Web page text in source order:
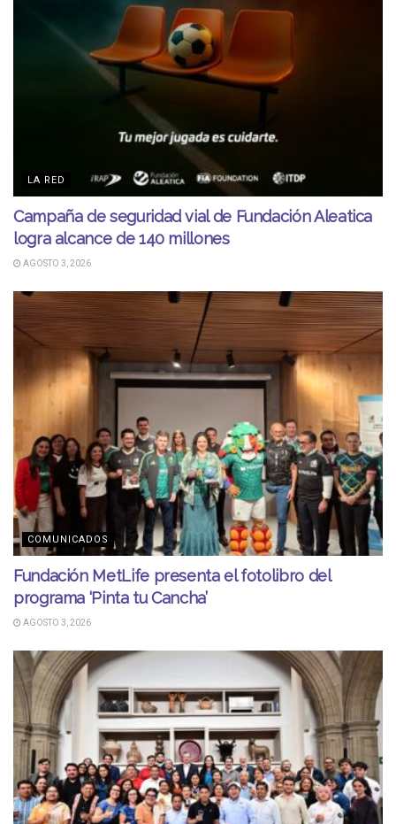
LA RED
Campaña de seguridad vial de Fundación Aleatica
logra alcance de 140 millones
AGOSTO 3, 2026
COMUNICADOS
Fundación MetLife presenta el fotolibro del
programa ‘Pinta tu Cancha’
AGOSTO 3, 2026